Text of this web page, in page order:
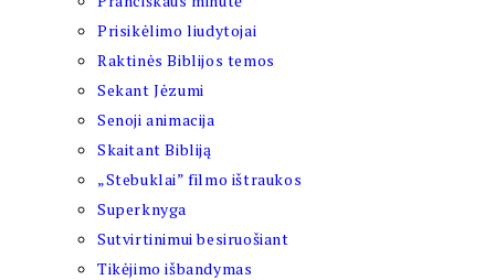
Prisikėlimo liudytojai
Raktinės Biblijos temos
Sekant Jėzumi
Senoji animacija
Skaitant Bibliją
„Stebuklai” filmo ištraukos
Superknyga
Sutvirtinimui besiruošiant
Tikėjimo išbandymas